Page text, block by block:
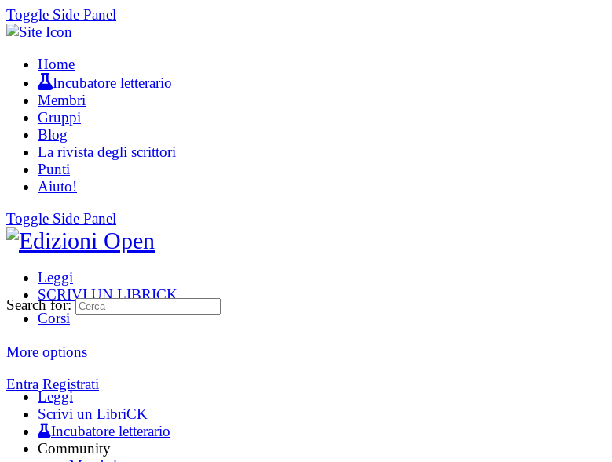
Toggle Side Panel
Home
Incubatore letterario
Membri
Gruppi
Blog
La rivista degli scrittori
Punti
Aiuto!
Toggle Side Panel
Leggi
SCRIVI UN LIBRICK
Corsi
More options
Entra Registrati
Search for:
Leggi
Scrivi un LibriCK
Incubatore letterario
Community